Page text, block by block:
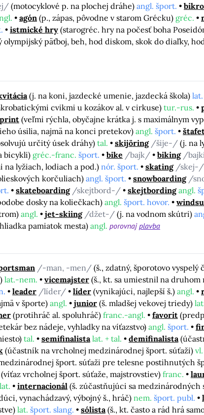
(motocyklové p. na plochej dráhe) angl. šport.
agón (p., zápas, pôvodne v starom Grécku) gréc.
istmické hry (starogréc. hry na počesť boha
olympijský päťboj, beh, hod diskom, skok do diaľky,
(j. na koni, jazdecké umenie, jazdecká škola)
cvikmi u kozákov al. v cirkuse) tur.-rus.
(veľmi rýchla, obyčajne krátka j. s maximálnym
úsilia, najmä na konci pretekov) angl. šport.
určitý úsek dráhy) tal. skijöring /šije-/ (j. na
bicykli) gréc.-franc. šport. bike /bajk/ biking /
na lyžiach, lodiach a pod.) nór. šport. skating /skej-/
korčuliach) angl. šport. snowboarding /
skateboarding /skejtbord-/ skejtbording angl.
dosky na koliečkach) angl. šport. hovor.
angl. jet-skiing /džet-/ (j. na vodnom skútri)
pamiatok mesta)angl. porovnajplavba
/-man, -men/ (š., zdatný, šporotovo vyspelý
lat.-nem. vicemajster (š., kt. sa umiestnil na druhom
leader /líder/ líder (vynikajúci, najlepší š.) angl.
v športe)angl. junior (š. mladšej vekovej triedy)
(protihráč al. spoluhráč) franc.-angl. favorit
bez nádeje, vyhladky na víťazstvo) angl. šport.
tal. semifinalista lat. + tal. demifinalista
(účastník na vrcholnej medzinárodnej šport. súťaži)
šport. súťaži pre telesne postihnutých
(víťaz vrcholnej šport. súťaže, majstrovstiev) franc.
lat. internacionál (š. zúčastňujúci sa
vynachádzavý, výbojný š., hráč) nem. šport. publ.
lat. šport. slang. sólista (š., kt. často a rád hrá